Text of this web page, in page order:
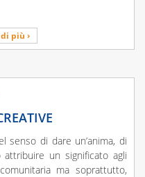
più ›
senso di dare un’anima, di
attribuire un significato agli
ma soprattutto,